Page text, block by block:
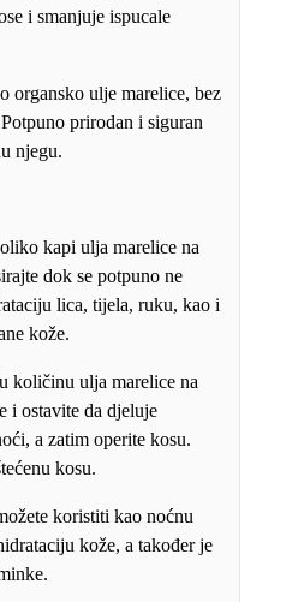
i smanjuje ispucale
organsko ulje marelice, bez
prirodan i siguran
njegu.
kapi ulja marelice na
dok se potpuno ne
lica, tijela, ruku, kao i
kože.
količinu ulja marelice na
i ostavite da djeluje
a zatim operite kosu.
kosu.
koristiti kao noćnu
kože, a također je